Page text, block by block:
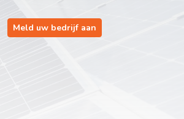
Meld uw bedrijf aan